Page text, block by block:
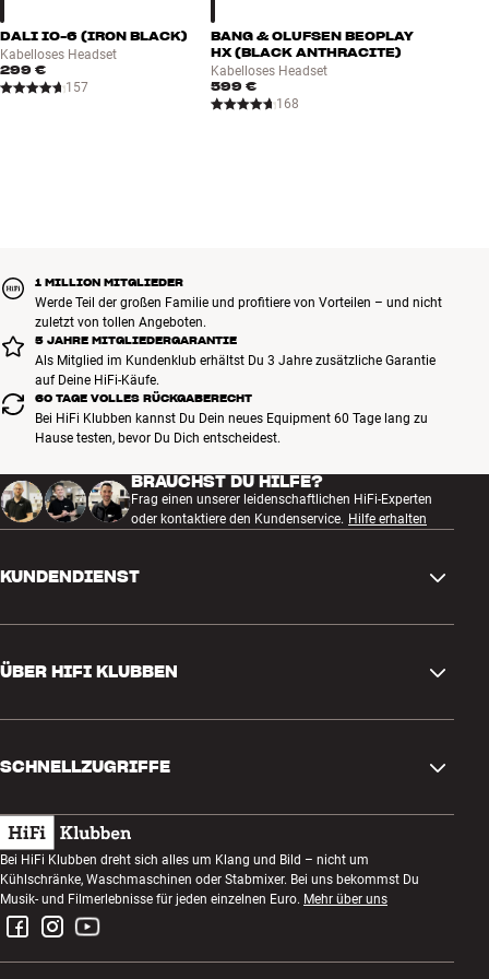
DALI IO-6 (IRON BLACK)
Kabelloses Headset
299 €
157
BANG & OLUFSEN BEOPLAY
HX (BLACK ANTHRACITE)
Kabelloses Headset
599 €
168
1 MILLION MITGLIEDER
Werde Teil der großen Familie und profitiere von Vorteilen – und nicht
zuletzt von tollen Angeboten.
5 JAHRE MITGLIEDERGARANTIE
Als Mitglied im Kundenklub erhältst Du 3 Jahre zusätzliche Garantie
auf Deine HiFi-Käufe.
60 TAGE VOLLES RÜCKGABERECHT
Bei HiFi Klubben kannst Du Dein neues Equipment 60 Tage lang zu
Hause testen, bevor Du Dich entscheidest.
BRAUCHST DU HILFE?
Frag einen unserer leidenschaftlichen HiFi-Experten
oder kontaktiere den Kundenservice. Hilfe erhalten
KUNDENDIENST
Fragen und Antworten
Rückgabe und Reklamation
Bestellung widerrufen
AGB
Datenschutzerklärung
Impressum
ÜBER HIFI KLUBBEN
Über uns
Kundenklub
Abend zum Zuhören
Wettbewerbe
Jobs bei HiFi Klubben
SCHNELLZUGRIFFE
Geschenkkarte
Bauen mit Klang
Montage und Installation
Bei HiFi Klubben dreht sich alles um Klang und Bild – nicht um
Kühlschränke, Waschmaschinen oder Stabmixer. Bei uns bekommst Du
Musik- und Filmerlebnisse für jeden einzelnen Euro. Mehr über uns